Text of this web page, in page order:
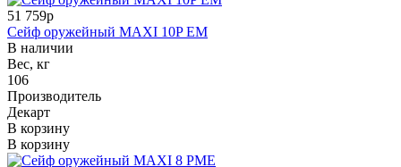
51 759р
Сейф оружейный MAXI 10P ЕM
В наличии
Вес, кг
106
Производитель
Декарт
В корзину
В корзину